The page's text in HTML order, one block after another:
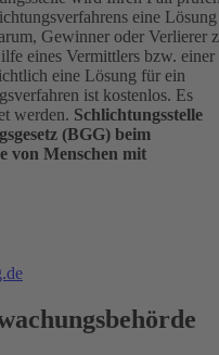
eine Lösung
Gewinner oder Verlierer
eines Vermittlers bzw. einer
eine Lösung für ein
ist kostenlos. Es
werden. Schlichtungsstelle
(BGG) beim
von Menschen mit